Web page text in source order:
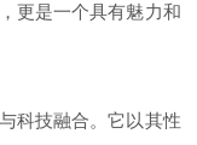
更是一个具有魅力和
科技融合。它以其性